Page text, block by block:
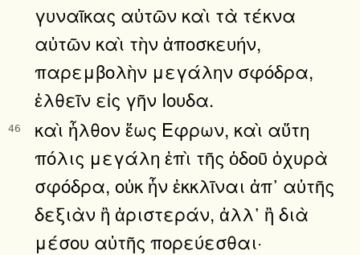
γυναῖκας αὐτῶν καὶ τὰ τέκνα
αὐτῶν καὶ τὴν ἀποσκευήν,
παρεμβολὴν μεγάλην σφόδρα,
ἐλθεῖν εἰς γῆν Ιουδα.
46
καὶ ἦλθον ἕως Εφρων, καὶ αὕτη
πόλις μεγάλη ἐπὶ τῆς ὁδοῦ ὀχυρὰ
σφόδρα, οὐκ ἦν ἐκκλῖναι ἀπ᾿ αὐτῆς
δεξιὰν ἢ ἀριστεράν, ἀλλ᾿ ἢ διὰ
μέσου αὐτῆς πορεύεσθαι·